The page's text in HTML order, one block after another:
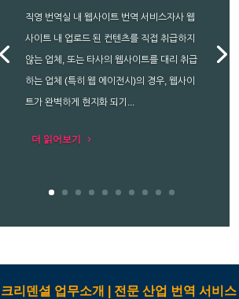
직영 번역실 내 웹사이트 번역 서비스자사 웹
사이트 내 업로드 된 컨텐츠를 직접 취급하지
않는 업체, 또는 타사의 웹사이트를 대리 취급
하는 업체 (특히 웹 에이전시)의 경우, 웹사이
트가 완벽하게 현지화 되기...
더 읽어보기
크리덴셜 업무소개 | 전문 산업 번역 서비스